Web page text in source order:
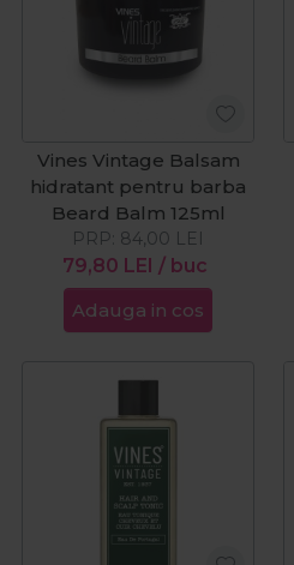
Vines Vintage Balsam
hidratant pentru barba
Beard Balm 125ml
79,80 LEI / buc
PRP: 84,00 LEI
Adauga in cos